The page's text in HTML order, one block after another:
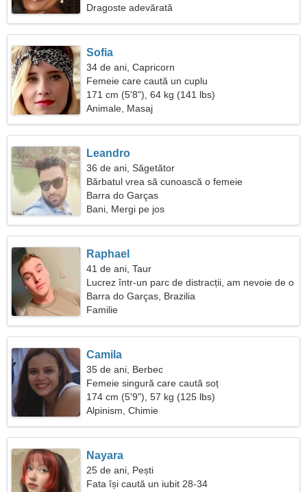
Dragoste adevărată
Sofia
34 de ani, Capricorn
Femeie care caută un cuplu
171 cm (5'8"), 64 kg (141 lbs)
Animale, Masaj
Leandro
36 de ani, Săgetător
Bărbatul vrea să cunoască o femeie
Barra do Garças
Bani, Mergi pe jos
Raphael
41 de ani, Taur
Lucrez într-un parc de distracții, am nevoie de o
femeie plină de spirit
Barra do Garças, Brazilia
Familie
Camila
35 de ani, Berbec
Femeie singură care caută soț
174 cm (5'9"), 57 kg (125 lbs)
Alpinism, Chimie
Nayara
25 de ani, Pești
Fata își caută un iubit 28-34